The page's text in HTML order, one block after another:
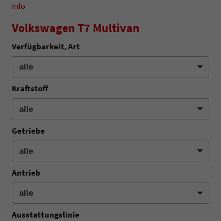
info
Volkswagen T7 Multivan
Verfügbarkeit, Art
Kraftstoff
Getriebe
Antrieb
Ausstattungslinie